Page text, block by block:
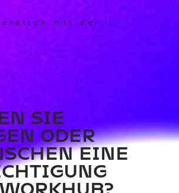
mit der
SIE
ODER
EINE